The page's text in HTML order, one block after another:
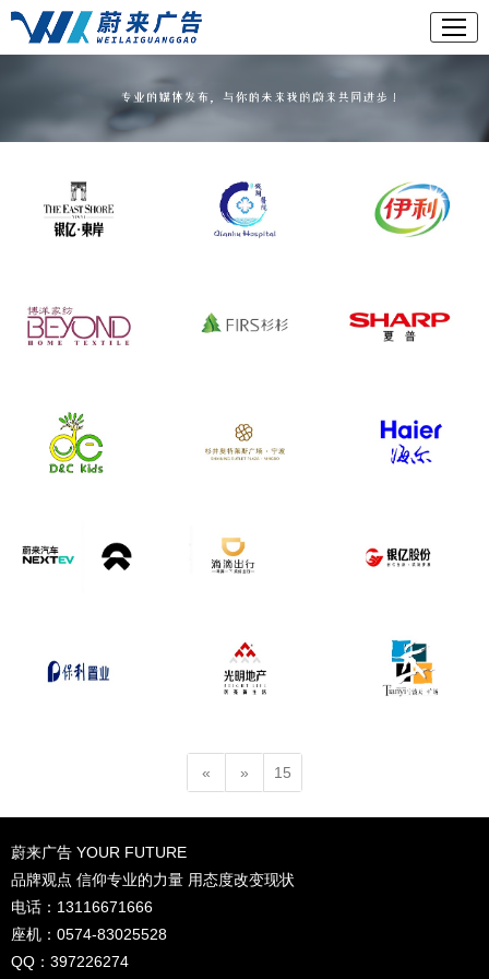
« » 15
蔚来广告 YOUR FUTURE
品牌观点 信仰专业的力量 用态度改变现状
电话：13116671666
座机：0574-83025528
QQ：397226274